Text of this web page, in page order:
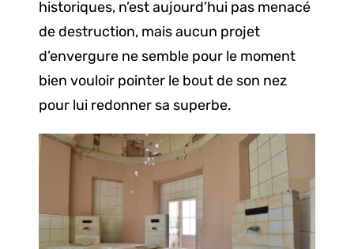
historiques, n’est aujourd’hui pas menacé
de destruction, mais aucun projet
d’envergure ne semble pour le moment
bien vouloir pointer le bout de son nez
pour lui redonner sa superbe.